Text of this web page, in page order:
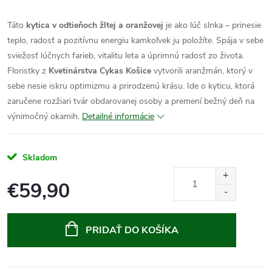
Táto kytica v odtieňoch žltej a oranžovej je ako lúč slnka – prinesie
teplo, radosť a pozitívnu energiu kamkoľvek ju položíte. Spája v sebe
sviežosť lúčnych farieb, vitalitu leta a úprimnú radosť zo života.
Floristky z Kvetinárstva Cykas Košice vytvorili aranžmán, ktorý v
sebe nesie iskru optimizmu a prirodzenú krásu. Ide o kyticu, ktorá
zaručene rozžiari tvár obdarovanej osoby a premení bežný deň na
výnimočný okamih. Detailné informácie
Skladom
€59,90
PRIDAŤ DO KOŠÍKA